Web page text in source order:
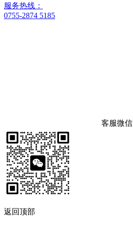
服务热线：
0755-2874 5185
客服微信
返回顶部